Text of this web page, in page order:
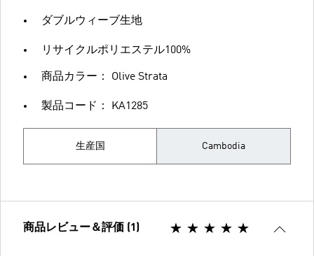
ダブルウィーブ生地
リサイクルポリエステル100%
商品カラー： Olive Strata
製品コード： KA1285
生産国 Cambodia
商品レビュー＆評価 (1)